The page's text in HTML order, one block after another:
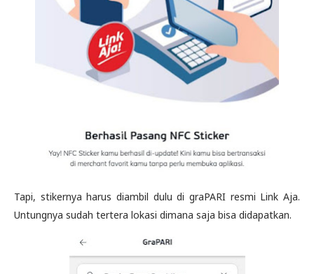
Tapi, stikernya harus diambil dulu di graPARI resmi Link Aja.
Untungnya sudah tertera lokasi dimana saja bisa didapatkan.